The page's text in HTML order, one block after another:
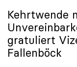
Kehrtwende
gratuliert
Fallenböck